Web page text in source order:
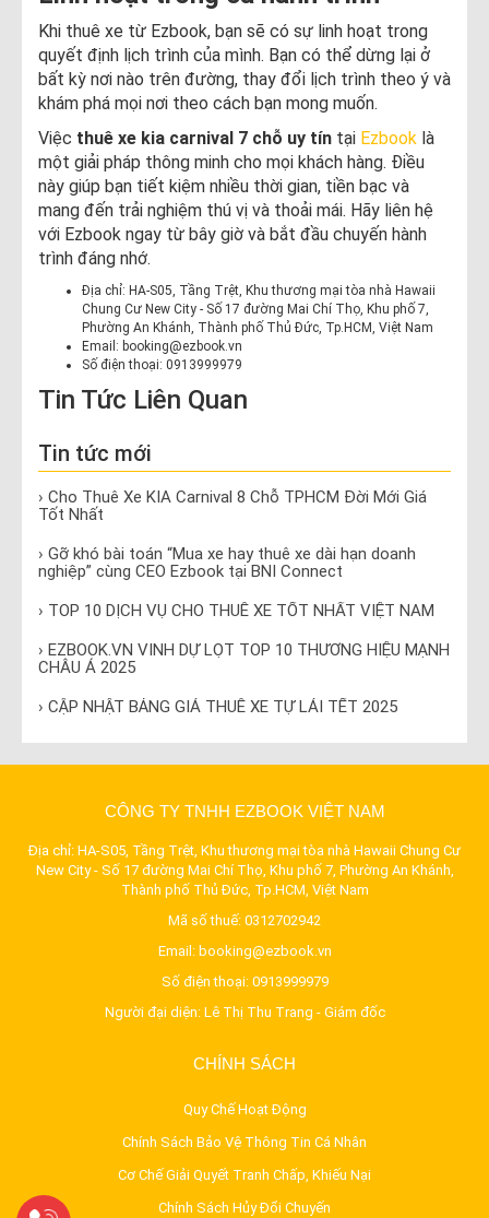
Khi thuê xe từ Ezbook, bạn sẽ có sự linh hoạt trong
quyết định lịch trình của mình. Bạn có thể dừng lại ở
bất kỳ nơi nào trên đường, thay đổi lịch trình theo ý và
khám phá mọi nơi theo cách bạn mong muốn.
Việc thuê xe kia carnival 7 chỗ uy tín tại Ezbook là
một giải pháp thông minh cho mọi khách hàng. Điều
này giúp bạn tiết kiệm nhiều thời gian, tiền bạc và
mang đến trải nghiệm thú vị và thoải mái. Hãy liên hệ
với Ezbook ngay từ bây giờ và bắt đầu chuyến hành
trình đáng nhớ.
Địa chỉ: HA-S05, Tầng Trệt, Khu thương mại tòa nhà Hawaii
Chung Cư New City - Số 17 đường Mai Chí Thọ, Khu phố 7,
Phường An Khánh, Thành phố Thủ Đức, Tp.HCM, Việt Nam
Email: booking@ezbook.vn
Số điện thoại: 0913999979
Tin Tức Liên Quan
Tin tức mới
› Cho Thuê Xe KIA Carnival 8 Chỗ TPHCM Đời Mới Giá
Tốt Nhất
› Gỡ khó bài toán “Mua xe hay thuê xe dài hạn doanh
nghiệp” cùng CEO Ezbook tại BNI Connect
› TOP 10 DỊCH VỤ CHO THUÊ XE TỐT NHẤT VIỆT NAM
› EZBOOK.VN VINH DỰ LỌT TOP 10 THƯƠNG HIỆU MẠNH
CHÂU Á 2025
› CẬP NHẬT BẢNG GIÁ THUÊ XE TỰ LÁI TẾT 2025
CÔNG TY TNHH EZBOOK VIỆT NAM
Địa chỉ: HA-S05, Tầng Trệt, Khu thương mại tòa nhà Hawaii Chung Cư
New City - Số 17 đường Mai Chí Thọ, Khu phố 7, Phường An Khánh,
Thành phố Thủ Đức, Tp.HCM, Việt Nam
Mã số thuế: 0312702942
Email: booking@ezbook.vn
Số điện thoại: 0913999979
Người đại diện: Lê Thị Thu Trang - Giám đốc
CHÍNH SÁCH
Quy Chế Hoạt Động
Chính Sách Bảo Vệ Thông Tin Cá Nhân
Cơ Chế Giải Quyết Tranh Chấp, Khiếu Nại
Chính Sách Hủy Đổi Chuyến